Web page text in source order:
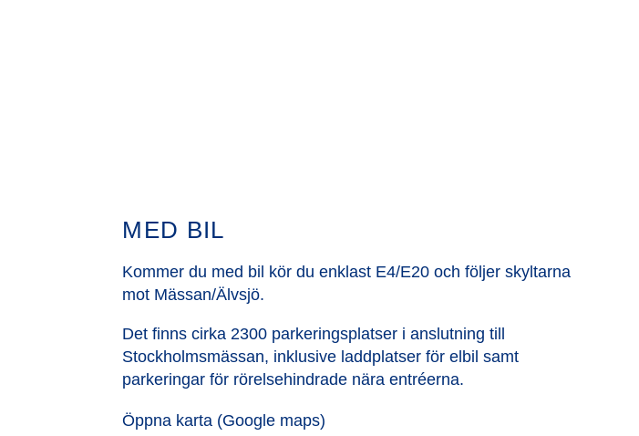
MED BIL
Kommer du med bil kör du enklast E4/E20 och följer skyltarna
mot Mässan/Älvsjö.
Det finns cirka 2300 parkeringsplatser i anslutning till
Stockholmsmässan, inklusive laddplatser för elbil samt
parkeringar för rörelsehindrade nära entréerna.
Öppna karta (Google maps)